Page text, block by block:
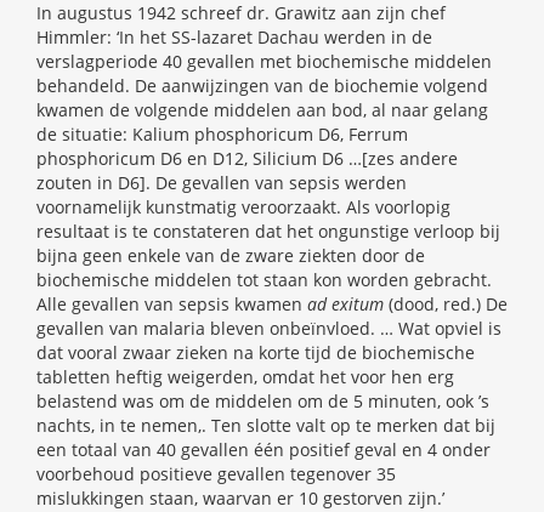
In augustus 1942 schreef dr. Grawitz aan zijn chef
Himmler: ‘In het SS-lazaret Dachau werden in de
verslagperiode 40 gevallen met biochemische middelen
behandeld. De aanwijzingen van de biochemie volgend
kwamen de volgende middelen aan bod, al naar gelang
de situatie: Kalium phosphoricum D6, Ferrum
phosphoricum D6 en D12, Silicium D6 …[zes andere
zouten in D6]. De gevallen van sepsis werden
voornamelijk kunstmatig veroorzaakt. Als voorlopig
resultaat is te constateren dat het ongunstige verloop bij
bijna geen enkele van de zware ziekten door de
biochemische middelen tot staan kon worden gebracht.
Alle gevallen van sepsis kwamen ad exitum (dood, red.) De
gevallen van malaria bleven onbeïnvloed. … Wat opviel is
dat vooral zwaar zieken na korte tijd de biochemische
tabletten heftig weigerden, omdat het voor hen erg
belastend was om de middelen om de 5 minuten, ook ’s
nachts, in te nemen,. Ten slotte valt op te merken dat bij
een totaal van 40 gevallen één positief geval en 4 onder
voorbehoud positieve gevallen tegenover 35
mislukkingen staan, waarvan er 10 gestorven zijn.’